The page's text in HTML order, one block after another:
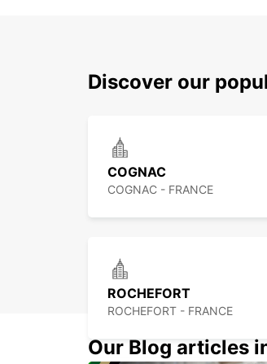
Discover our
COGNAC
COGNAC - FRANCE
ROCHEFORT
ROCHEFORT - FRANCE
Our Blog articles